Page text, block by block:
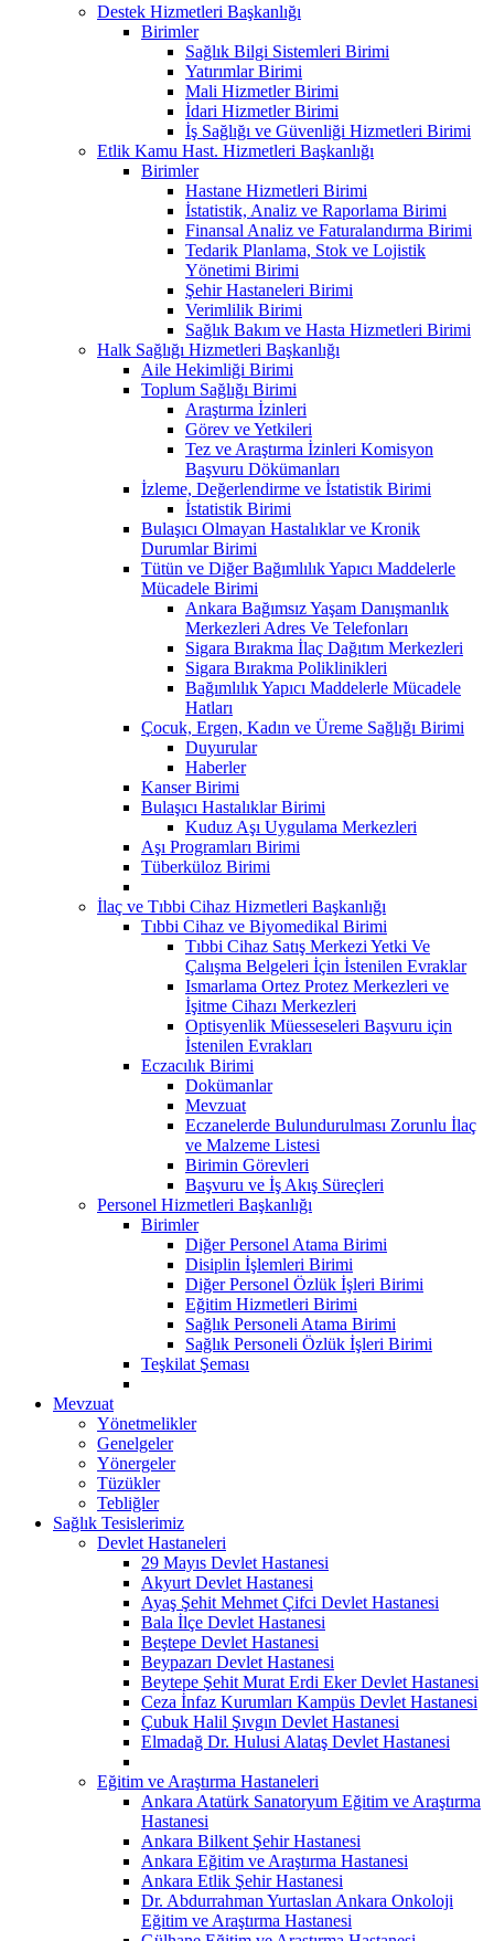
Destek Hizmetleri Başkanlığı
Birimler
Sağlık Bilgi Sistemleri Birimi
Yatırımlar Birimi
Mali Hizmetler Birimi
İdari Hizmetler Birimi
İş Sağlığı ve Güvenliği Hizmetleri Birimi
Etlik Kamu Hast. Hizmetleri Başkanlığı
Birimler
Hastane Hizmetleri Birimi
İstatistik, Analiz ve Raporlama Birimi
Finansal Analiz ve Faturalandırma Birimi
Tedarik Planlama, Stok ve Lojistik
Yönetimi Birimi
Şehir Hastaneleri Birimi
Verimlilik Birimi
Sağlık Bakım ve Hasta Hizmetleri Birimi
Halk Sağlığı Hizmetleri Başkanlığı
Aile Hekimliği Birimi
Toplum Sağlığı Birimi
Araştırma İzinleri
Görev ve Yetkileri
Tez ve Araştırma İzinleri Komisyon
Başvuru Dökümanları
İzleme, Değerlendirme ve İstatistik Birimi
İstatistik Birimi
Bulaşıcı Olmayan Hastalıklar ve Kronik
Durumlar Birimi
Tütün ve Diğer Bağımlılık Yapıcı Maddelerle
Mücadele Birimi
Ankara Bağımsız Yaşam Danışmanlık
Merkezleri Adres Ve Telefonları
Sigara Bırakma İlaç Dağıtım Merkezleri
Sigara Bırakma Poliklinikleri
Bağımlılık Yapıcı Maddelerle Mücadele
Hatları
Çocuk, Ergen, Kadın ve Üreme Sağlığı Birimi
Duyurular
Haberler
Kanser Birimi
Bulaşıcı Hastalıklar Birimi
Kuduz Aşı Uygulama Merkezleri
Aşı Programları Birimi
Tüberküloz Birimi
İlaç ve Tıbbi Cihaz Hizmetleri Başkanlığı
Tıbbi Cihaz ve Biyomedikal Birimi
Tıbbi Cihaz Satış Merkezi Yetki Ve
Çalışma Belgeleri İçin İstenilen Evraklar
Ismarlama Ortez Protez Merkezleri ve
İşitme Cihazı Merkezleri
Optisyenlik Müesseseleri Başvuru için
İstenilen Evrakları
Eczacılık Birimi
Dokümanlar
Mevzuat
Eczanelerde Bulundurulması Zorunlu İlaç
ve Malzeme Listesi
Birimin Görevleri
Başvuru ve İş Akış Süreçleri
Personel Hizmetleri Başkanlığı
Birimler
Diğer Personel Atama Birimi
Disiplin İşlemleri Birimi
Diğer Personel Özlük İşleri Birimi
Eğitim Hizmetleri Birimi
Sağlık Personeli Atama Birimi
Sağlık Personeli Özlük İşleri Birimi
Teşkilat Şeması
Mevzuat
Yönetmelikler
Genelgeler
Yönergeler
Tüzükler
Tebliğler
Sağlık Tesislerimiz
Devlet Hastaneleri
29 Mayıs Devlet Hastanesi
Akyurt Devlet Hastanesi
Ayaş Şehit Mehmet Çifci Devlet Hastanesi
Bala İlçe Devlet Hastanesi
Beştepe Devlet Hastanesi
Beypazarı Devlet Hastanesi
Beytepe Şehit Murat Erdi Eker Devlet Hastanesi
Ceza İnfaz Kurumları Kampüs Devlet Hastanesi
Çubuk Halil Şıvgın Devlet Hastanesi
Elmadağ Dr. Hulusi Alataş Devlet Hastanesi
Eğitim ve Araştırma Hastaneleri
Ankara Atatürk Sanatoryum Eğitim ve Araştırma
Hastanesi
Ankara Bilkent Şehir Hastanesi
Ankara Eğitim ve Araştırma Hastanesi
Ankara Etlik Şehir Hastanesi
Dr. Abdurrahman Yurtaslan Ankara Onkoloji
Eğitim ve Araştırma Hastanesi